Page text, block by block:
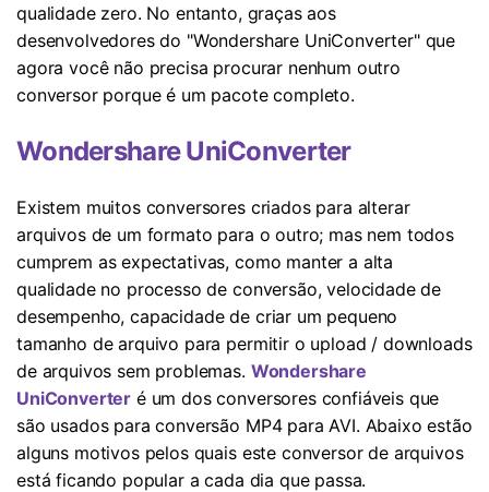
qualidade zero. No entanto, graças aos
desenvolvedores do "Wondershare UniConverter" que
agora você não precisa procurar nenhum outro
conversor porque é um pacote completo.
Wondershare UniConverter
Existem muitos conversores criados para alterar
arquivos de um formato para o outro; mas nem todos
cumprem as expectativas, como manter a alta
qualidade no processo de conversão, velocidade de
desempenho, capacidade de criar um pequeno
tamanho de arquivo para permitir o upload / downloads
de arquivos sem problemas. Wondershare
UniConverter é um dos conversores confiáveis que
são usados para conversão MP4 para AVI. Abaixo estão
alguns motivos pelos quais este conversor de arquivos
está ficando popular a cada dia que passa.